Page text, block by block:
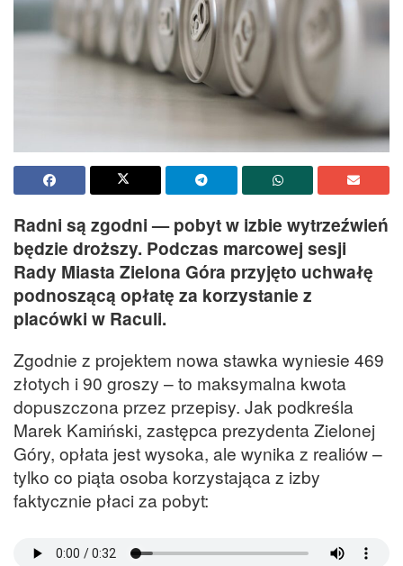
Radni są zgodni — pobyt w izbie wytrzeźwień
będzie droższy. Podczas marcowej sesji
Rady Miasta Zielona Góra przyjęto uchwałę
podnoszącą opłatę za korzystanie z
placówki w Raculi.
Zgodnie z projektem nowa stawka wyniesie 469
złotych i 90 groszy – to maksymalna kwota
dopuszczona przez przepisy. Jak podkreśla
Marek Kamiński, zastępca prezydenta Zielonej
Góry, opłata jest wysoka, ale wynika z realiów –
tylko co piąta osoba korzystająca z izby
faktycznie płaci za pobyt: